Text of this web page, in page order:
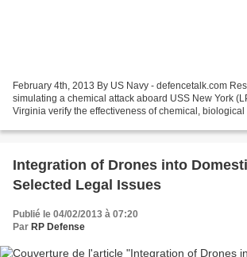
February 4th, 2013 By US Navy - defencetalk.com
simulating a chemical attack aboard USS New York
Virginia verify the effectiveness of chemical,
Integration of Drones into
Selected Legal Issues
Publié le 04/02/2013 à 07:20
Par RP Defense